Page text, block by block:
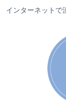
インターネットで